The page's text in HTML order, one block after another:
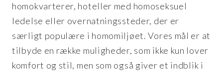
homokvarterer, hoteller med homoseksuel
ledelse eller overnatningssteder, der er
særligt populære i homomiljøet. Vores mål er at
tilbyde en række muligheder, som ikke kun lover
komfort og stil, men som også giver et indblik i